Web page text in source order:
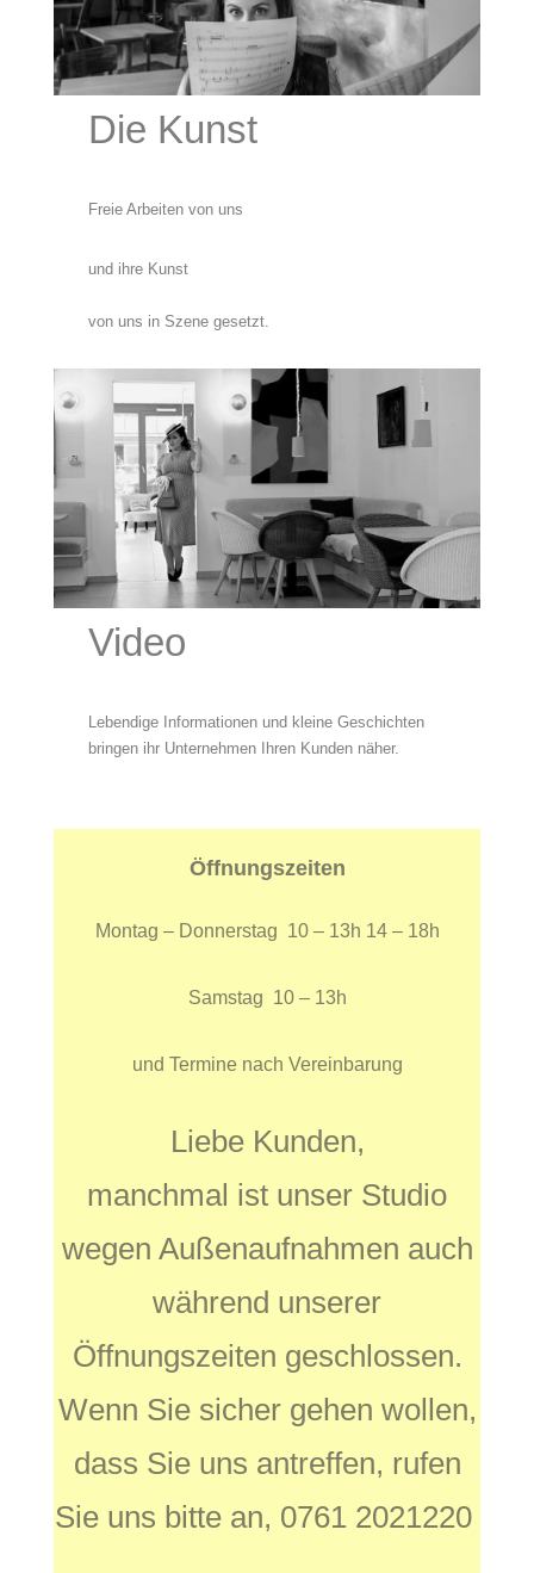
Die Kunst
Freie Arbeiten von uns
und ihre Kunst
von uns in Szene gesetzt.
Video
Lebendige Informationen und kleine Geschichten
bringen ihr Unternehmen Ihren Kunden näher.
Öffnungszeiten
Montag – Donnerstag 10 – 13h 14 – 18h
Samstag 10 – 13h
und Termine nach Vereinbarung
Liebe Kunden,
manchmal ist unser Studio
wegen Außenaufnahmen auch
während unserer
Öffnungszeiten geschlossen.
Wenn Sie sicher gehen wollen,
dass Sie uns antreffen, rufen
Sie uns bitte an, 0761 2021220